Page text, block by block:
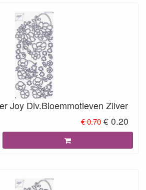
Joy Div.Bloemmotieven Zilver
€ 0.70 € 0.20